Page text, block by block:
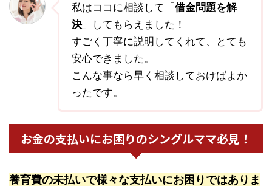
私はココに相談して「借金問題を解
決」してもらえました！
すごく丁寧に説明してくれて、とても
安心できました。
こんな事なら早く相談しておけばよか
ったです。
お金の支払いにお困りのシングルママ必見！
養育費の未払いで様々な支払いにお困りではありま